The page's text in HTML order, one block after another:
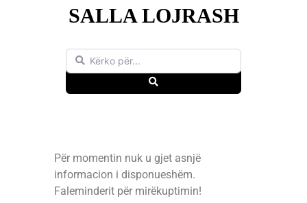
SALLA LOJRASH
Kërko për...
Për momentin nuk u gjet asnjë
informacion i disponueshëm.
Faleminderit për mirëkuptimin!